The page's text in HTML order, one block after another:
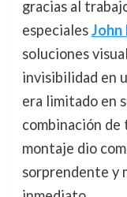
gracias al
especialesJohn
soluciones
invisibilidad en
era limitado en
combinación de
montaje dio
sorprendente y